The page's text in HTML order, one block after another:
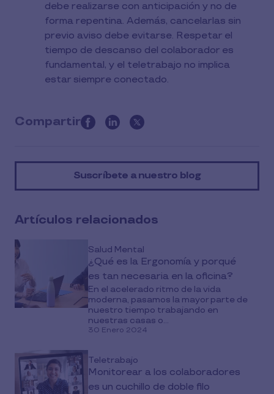
debe realizarse con anticipación y no de
forma repentina. Además, cancelarlas sin
previo aviso debe evitarse. Respetar el
tiempo de descanso del colaborador es
fundamental, y el teletrabajo no implica
estar siempre conectado.
Compartir
this
on
Suscríbete a nuestro blog
Artículos relacionados
Salud Mental
¿Qué es la Ergonomía y porqué
es tan necesaria en la oficina?
En el acelerado ritmo de la vida
moderna, pasamos la mayor parte de
nuestro tiempo trabajando en
nuestras casas o...
30 Enero 2024
Teletrabajo
Monitorear a los colaboradores
es un cuchillo de doble filo